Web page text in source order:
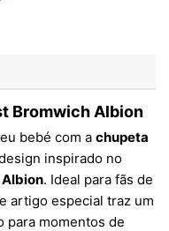
Bromwich Albion
bebé com a chupeta
inspirado no
. Ideal para fãs de
artigo especial traz um
momentos de